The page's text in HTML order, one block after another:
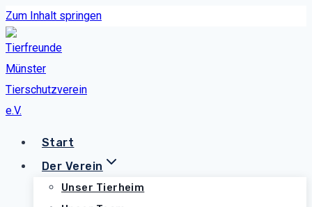
Zum Inhalt springen
Start
Der Verein
Unser Tierheim